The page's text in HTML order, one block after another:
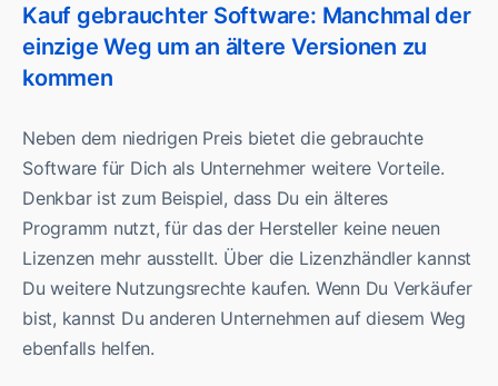
Kauf gebrauchter Software: Manchmal der
einzige Weg um an ältere Versionen zu
kommen
Neben dem niedrigen Preis bietet die gebrauchte
Software für Dich als Unternehmer weitere Vorteile.
Denkbar ist zum Beispiel, dass Du ein älteres
Programm nutzt, für das der Hersteller keine neuen
Lizenzen mehr ausstellt. Über die Lizenzhändler kannst
Du weitere Nutzungsrechte kaufen. Wenn Du Verkäufer
bist, kannst Du anderen Unternehmen auf diesem Weg
ebenfalls helfen.